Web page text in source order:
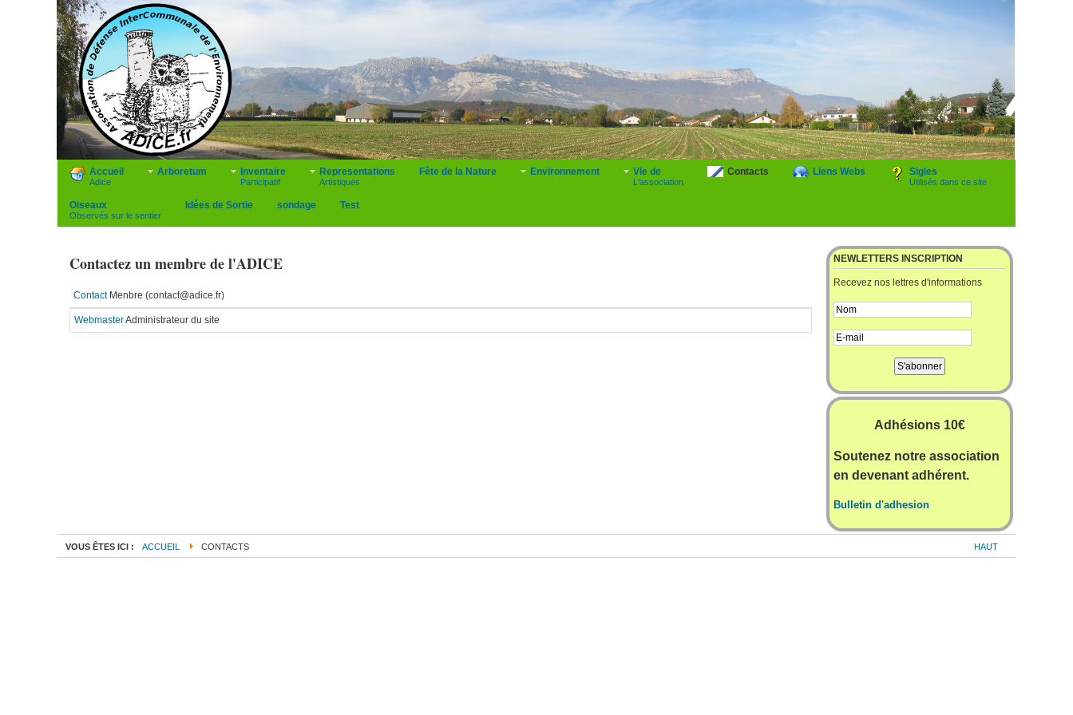
Accueil
Adice
Arboretum Inventaire
Participatif
Representations
Artistiques
Fête de la Nature Environnement Vie de
L'association
Contacts Liens Webs Sigles
Utilisés dans ce site
Oiseaux
Observés sur le sentier
Idées de Sortie sondage Test
Contactez un membre de l'ADICE
Contact Menbre (contact@adice.fr)
WebmasterAdministrateur du site
NEWLETTERS INSCRIPTION
Recevez nos lettres d'informations
Adhésions 10€
Soutenez notre association
en devenant adhérent.
Bulletin d'adhesion
VOUS ÊTES ICI : ACCUEIL CONTACTS HAUT